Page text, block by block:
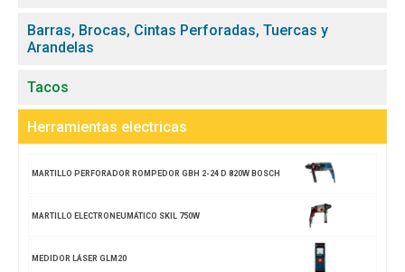
Barras, Brocas, Cintas Perforadas, Tuercas y
Arandelas
Tacos
Herramientas electricas
MARTILLO PERFORADOR ROMPEDOR GBH 2-24 D 820W BOSCH
MARTILLO ELECTRONEUMÁTICO SKIL 750W
MEDIDOR LÁSER GLM20